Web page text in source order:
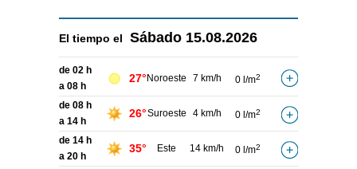
El tiempo el Sábado 15.08.2026
de 02 h
a 08 h
27° Noroeste 7 km/h 0 l/m2
de 08 h
a 14 h
26°Suroeste 4 km/h 0 l/m2
de 14 h
a 20 h
35° Este 14 km/h 0 l/m2